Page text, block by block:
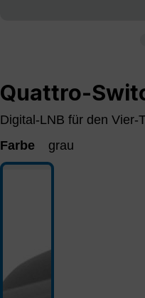
Quattro-
Digital-LNB für den Vier-
Farbe
grau